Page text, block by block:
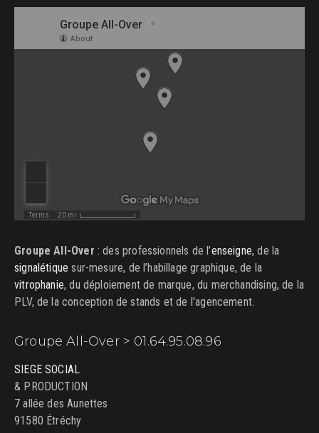
Groupe All-Over : des professionnels de l’enseigne, de la
signalétique sur-mesure, de l’habillage graphique, de la
vitrophanie, du déploiement de marque, du merchandising, de la
PLV, de la conception de stands et de l'agencement.
Groupe All-Over > 01.64.95.08.96
SIEGE SOCIAL
& PRODUCTION
7 allée des Aunettes
91580 Étréchy